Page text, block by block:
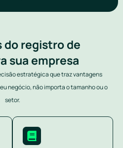
do registro de
sua empresa
estratégica que traz vantagens
negócio, não importa o tamanho ou o
setor.